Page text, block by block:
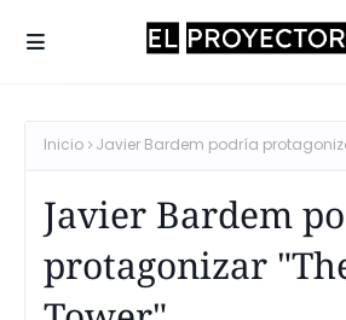
Inicio Javier Bardem podría
Javier Bardem
protagonizar